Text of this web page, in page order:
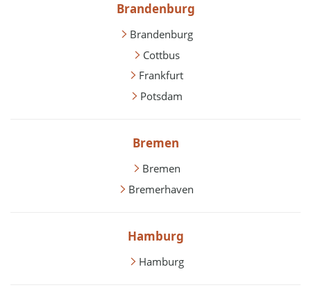
Brandenburg
Brandenburg
Cottbus
Frankfurt
Potsdam
Bremen
Bremen
Bremerhaven
Hamburg
Hamburg